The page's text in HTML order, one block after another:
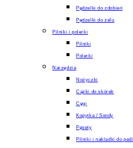
Pędzelki do zdobień
Pędzelki do żelu
Pilniki i polerki
Pilniki
Polerki
Narzędzia
Nożyczki
Cążki do skórek
Cęgi
Kopytka / Sondy
Pęsety
Pilniki i nakladki do